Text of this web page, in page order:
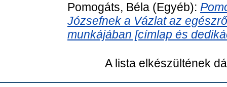
Pomogáts, Béla (Egyéb):
Józsefnek a Vázlat az
munkájában [címlap és
A lista elkészültének